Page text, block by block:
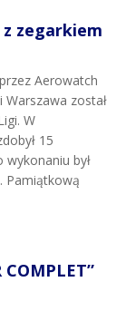
zegarkiem
Aerowatch
został
W
15
był
Pamiątkową
COMPLET”